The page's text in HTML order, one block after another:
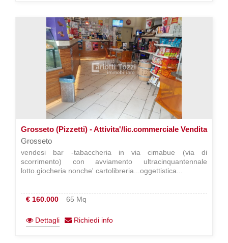
Grosseto (Pizzetti) - Attivita'/lic.commerciale Vendita
Grosseto
vendesi bar -tabaccheria in via cimabue (via di
scorrimento) con avviamento ultracinquantennale
lotto.giocheria nonche' cartolibreria...oggettistica...
€ 160.000 65 Mq
Dettagli Richiedi info